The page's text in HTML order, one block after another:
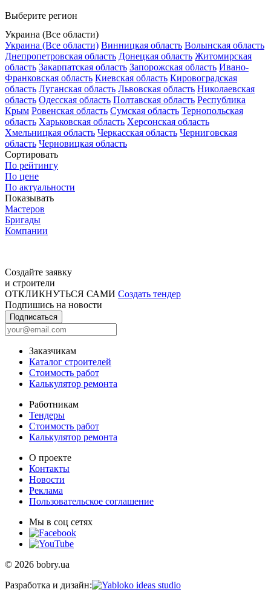
Выберите регион
Украина (Все области)
Украина (Все области) Винницкая область Волынская область
Днепропетровская область Донецкая область Житомирская
область Закарпатская область Запорожская область Ивано-
Франковская область Киевская область Кировоградская
область Луганская область Львовская область Николаевская
область Одесская область Полтавская область Республика
Крым Ровенская область Сумская область Тернопольская
область Харьковская область Херсонская область
Хмельницкая область Черкасская область Черниговская
область Черновицкая область
Сортировать
По рейтингу
По цене
По актуальности
Показывать
Мастеров
Бригады
Компании
Создайте заявку
и строители
ОТКЛИКНУТЬСЯ САМИ Создать тендер
Подпишись на новости
Подписаться
Заказчикам
Каталог строителей
Стоимость работ
Калькулятор ремонта
Работникам
Тендеры
Стоимость работ
Калькулятор ремонта
О проекте
Контакты
Новости
Реклама
Пользовательское соглашение
Мы в соц сетях
© 2026 bobry.ua
Разработка и дизайн: